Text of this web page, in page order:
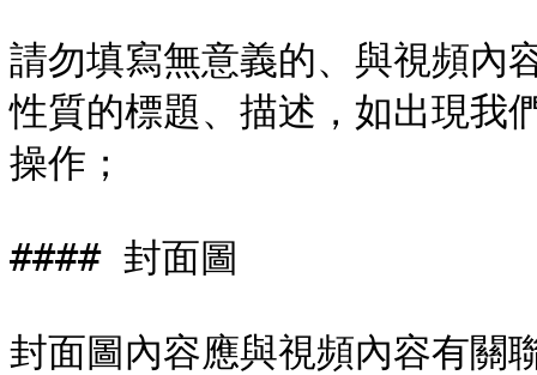
請勿填寫無意義的、與視頻內
性質的標題、描述，如出現我
操作；
#### 封面圖
封面圖內容應與視頻內容有關